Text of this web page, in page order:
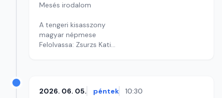
Mesés irodalom
A tengeri kisasszony
magyar népmese
Felolvassa: Zsurzs Kati
2026. 06. 05. péntek 10:30